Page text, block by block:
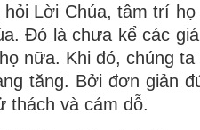
Lời Chúa, tâm trí
Đó là chưa kể các
nữa. Khi đó, chúng
tăng. Bởi đơn giản
thách và cám dỗ.